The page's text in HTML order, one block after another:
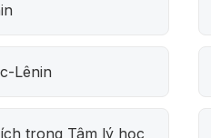
Lênin
trong Tâm lý học